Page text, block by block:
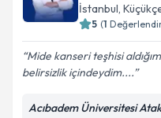
İstanbul,
5 (1
Mide kanseri teşhisi
belirsizlik içindeydim....
Acıbadem Üniversitesi